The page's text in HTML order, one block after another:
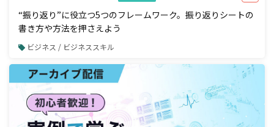
“振り返り”に役立つ5つのフレームワーク。振り返りシートの
書き方や方法を押さえよう
ビジネス / ビジネススキル